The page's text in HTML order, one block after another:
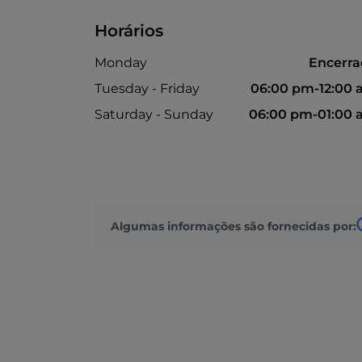
Horários
Monday
Tuesday - Friday
06:00 pm-12:00
Saturday - Sunday
06:00 pm-01:00
Algumas informações são fornecidas por: